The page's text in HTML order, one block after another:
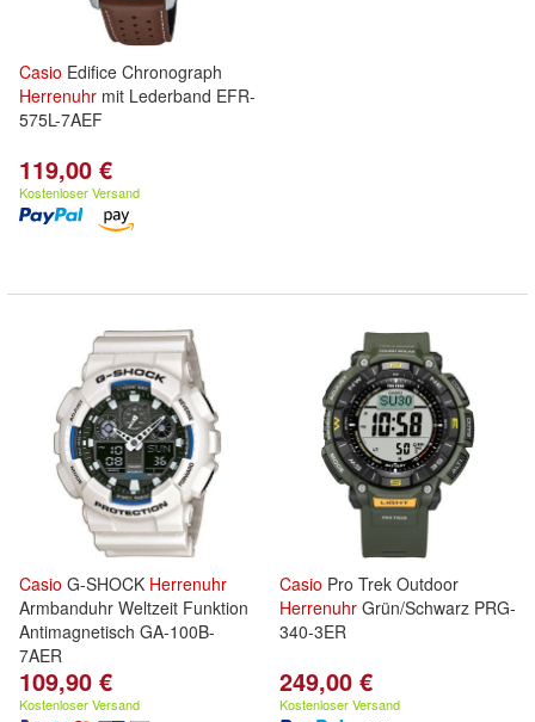
Casio Edifice Chronograph
Herrenuhr mit Lederband EFR-
575L-7AEF
119,00 €
Kostenloser Versand
Casio G-SHOCK Herrenuhr
Armbanduhr Weltzeit Funktion
Antimagnetisch GA-100B-
7AER
109,90 €
Kostenloser Versand
Casio Pro Trek Outdoor
Herrenuhr Grün/Schwarz PRG-
340-3ER
249,00 €
Kostenloser Versand